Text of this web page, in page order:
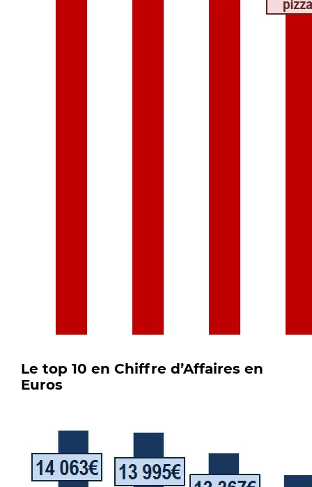
Le top 10 en Chiffre d’Affaires en
Euros